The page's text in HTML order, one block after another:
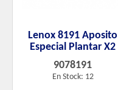
Lenox 8191 Aposito
Especial Plantar X2
9078191
En Stock: 12